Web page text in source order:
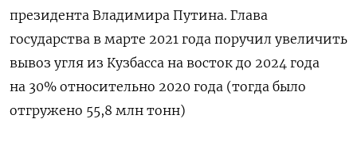
президента Владимира Путина. Глава
государства в марте 2021 года поручил увеличить
вывоз угля из Кузбасса на восток до 2024 года
на 30% относительно 2020 года (тогда было
отгружено 55,8 млн тонн)